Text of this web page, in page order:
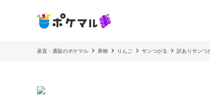
産直・通販のポケマル 果物 りんご サンつがる 訳ありサンつ